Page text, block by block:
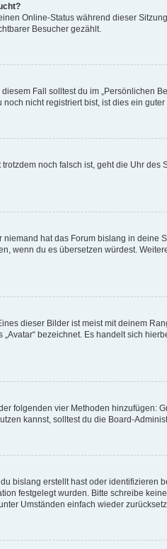
Online-Status während dieser
Besucher gezählt.
Fall solltest du im „Persönlichen
nicht registriert bist, ist dies ein guter
noch falsch ist, geht die Uhr
hat das Forum bislang in deine
wenn du es übersetzen würdest.
dieser Bilder ist meist mit deinem
bezeichnet. Es handelt sich
folgenden vier Methoden hinzufügen:
kannst, solltest du die Board-
bislang erstellt hast oder identifizieren
festgelegt wurden. Bitte schreibe
Umständen einfach wieder